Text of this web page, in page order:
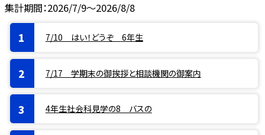
集計期間：2026/7/9～2026/8/8
7/10 はい！どうぞ 6年生
7/17 学期末の御挨拶と相談機関の御案内
4年生社会科見学の8 バスの